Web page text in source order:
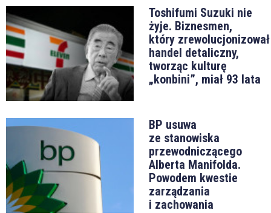
Toshifumi Suzuki nie
żyje. Biznesmen,
który zrewolucjonizował
handel detaliczny,
tworząc kulturę
„konbini”, miał 93 lata
BP usuwa
ze stanowiska
przewodniczącego
Alberta Manifolda.
Powodem kwestie
zarządzania
i zachowania